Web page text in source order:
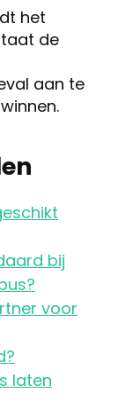
het
de
aan te
bij
voor
laten